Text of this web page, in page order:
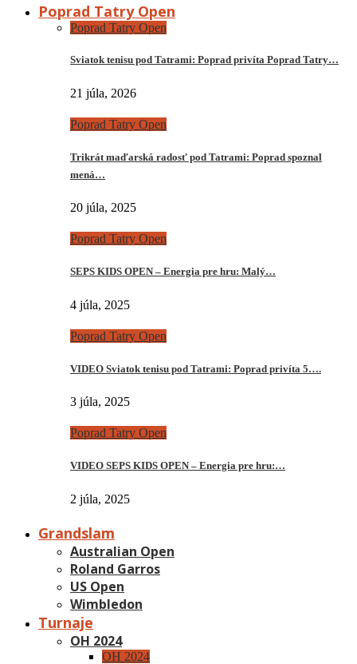
Poprad Tatry Open
Poprad Tatry Open
Sviatok tenisu pod Tatrami: Poprad privíta Poprad Tatry…
21 júla, 2026
Poprad Tatry Open
Trikrát maďarská radosť pod Tatrami: Poprad spoznal
mená…
20 júla, 2025
Poprad Tatry Open
SEPS KIDS OPEN – Energia pre hru: Malý…
4 júla, 2025
Poprad Tatry Open
VIDEO Sviatok tenisu pod Tatrami: Poprad privíta 5….
3 júla, 2025
Poprad Tatry Open
VIDEO SEPS KIDS OPEN – Energia pre hru:…
2 júla, 2025
Grandslam
Australian Open
Roland Garros
US Open
Wimbledon
Turnaje
OH 2024
OH 2024